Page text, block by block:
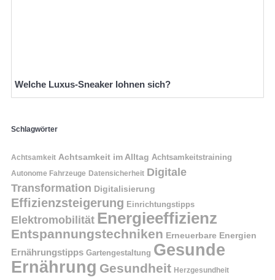
Welche Luxus-Sneaker lohnen sich?
Schlagwörter
Achtsamkeit Achtsamkeit im Alltag Achtsamkeitstraining
Autonome Fahrzeuge Datensicherheit Digitale
Transformation Digitalisierung
Effizienzsteigerung Einrichtungstipps
Elektromobilität Energieeffizienz
Entspannungstechniken Erneuerbare Energien
Ernährungstipps Gartengestaltung Gesunde
Ernährung Gesundheit Herzgesundheit